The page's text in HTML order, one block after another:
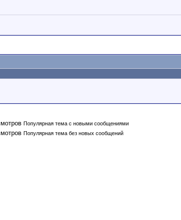
Популярная тема с новыми сообщениями
Популярная тема без новых сообщений